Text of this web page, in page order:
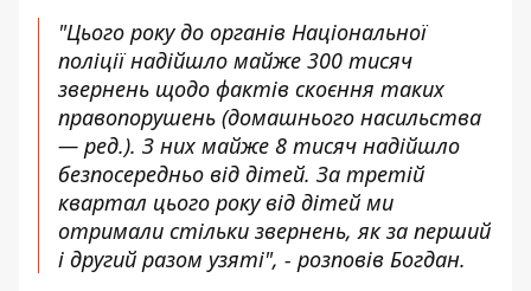
"Цього року до органів Національної
поліції надійшло майже 300 тисяч
звернень щодо фактів скоєння таких
правопорушень (домашнього насильства
— ред.). З них майже 8 тисяч надійшло
безпосередньо від дітей. За третій
квартал цього року від дітей ми
отримали стільки звернень, як за перший
і другий разом узяті", - розповів Богдан.